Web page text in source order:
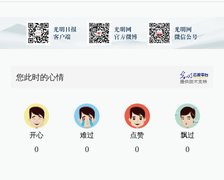
您此时的心情
开心
0
难过
0
点赞
0
飘过
0